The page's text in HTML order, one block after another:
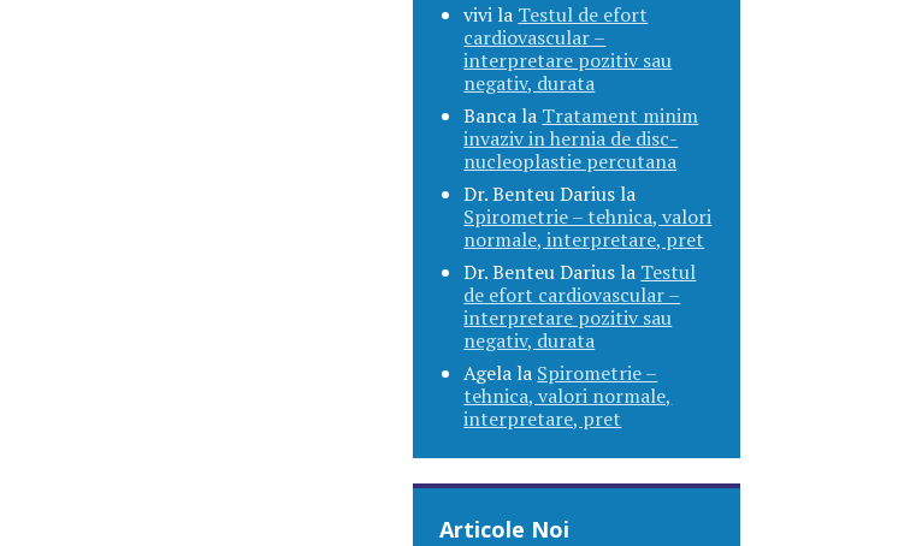
vivi la Testul de efort
cardiovascular –
interpretare pozitiv sau
negativ, durata
Banca la Tratament minim
invaziv in hernia de disc-
nucleoplastie percutana
Dr. Benteu Darius la
Spirometrie – tehnica, valori
normale, interpretare, pret
Dr. Benteu Darius la Testul
de efort cardiovascular –
interpretare pozitiv sau
negativ, durata
Agela la Spirometrie –
tehnica, valori normale,
interpretare, pret
Articole Noi